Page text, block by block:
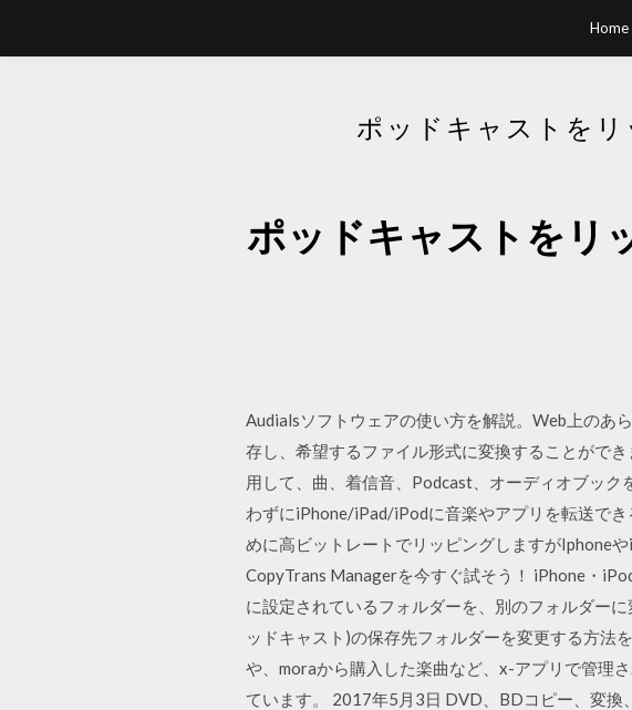
Home
ポッドキャストを
ポッドキャストをリ
Audialsソフトウェアの使い方を解説。Web上のあ
存し、希望するファイル形式に変換することがで
用して、曲、着信音、Podcast、オーディオブッ
わずにiPhone/iPad/iPodに音楽やアプリを転送で
めに高ビットレートでリッピングしますがIphone
CopyTrans Managerを今すぐ試そう！ iPhone・
に設定されているフォルダーを、別のフォルダー
ッドキャスト)の保存先フォルダーを変更する方法
や、moraから購入した楽曲など、x-アプリで管理
ています。 2017年5月3日 DVD、BDコピー、変換